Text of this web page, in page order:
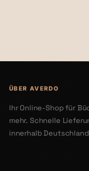
ÜBER AVERDO
Ihr Online-Shop für
mehr. Schnelle
innerhalb